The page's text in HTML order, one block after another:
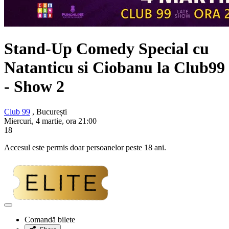
Stand-Up Comedy Special cu
Natanticu si Ciobanu la Club99
- Show 2
Club 99 , București
Miercuri, 4 martie, ora 21:00
18
Accesul este permis doar persoanelor peste 18 ani.
Adaugă
favoriteComandă bilete